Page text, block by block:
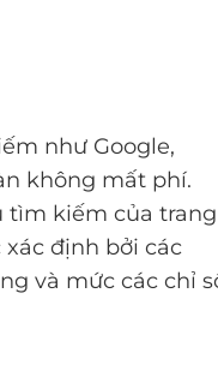
như Google,
không mất phí.
tìm kiếm của trang
định bởi các
và mức các chỉ